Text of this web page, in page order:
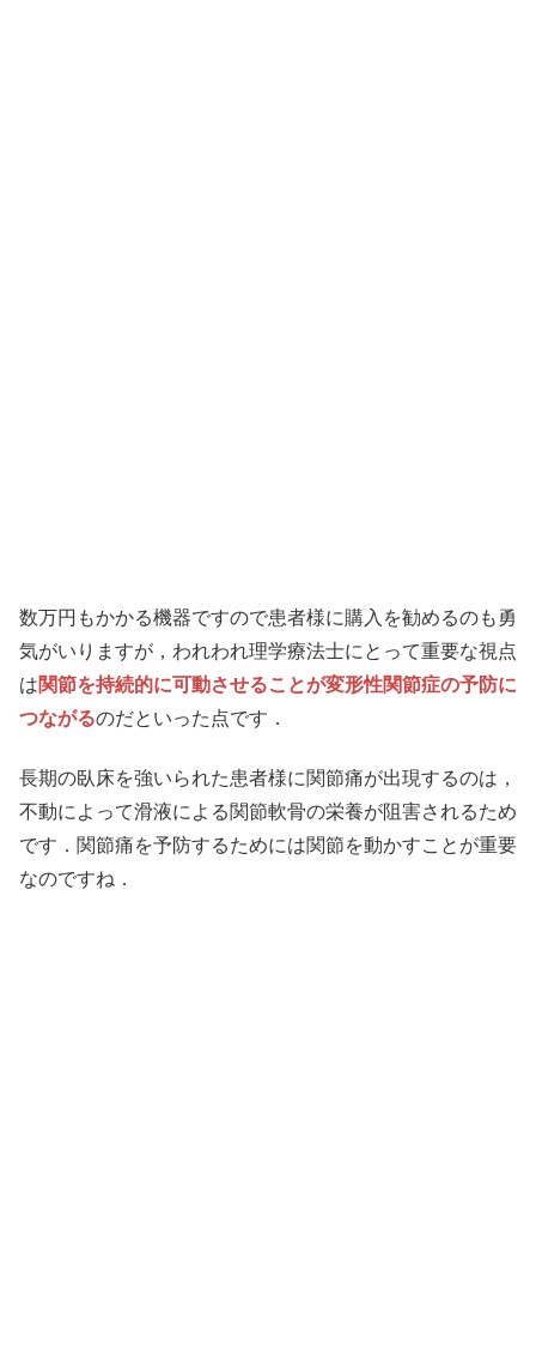
数万円もかかる機器ですので患者様に購入を勧めるのも勇
気がいりますが，われわれ理学療法士にとって重要な視点
は関節を持続的に可動させることが変形性関節症の予防に
つながるのだといった点です．
長期の臥床を強いられた患者様に関節痛が出現するのは，
不動によって滑液による関節軟骨の栄養が阻害されるため
です．関節痛を予防するためには関節を動かすことが重要
なのですね．